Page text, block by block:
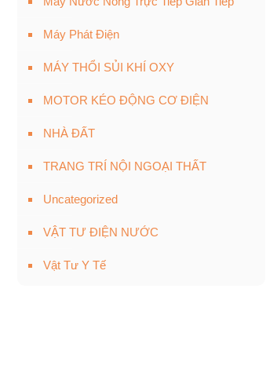
Máy Phát Điện
MÁY THỔI SỦI KHÍ OXY
MOTOR KÉO ĐỘNG CƠ ĐIỆN
NHÀ ĐẤT
TRANG TRÍ NỘI NGOẠI THẤT
Uncategorized
VẬT TƯ ĐIỆN NƯỚC
Vật Tư Y Tế